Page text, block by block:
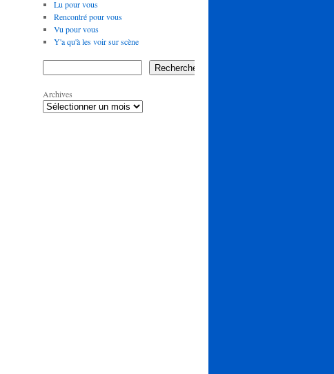
Lu pour vous
Rencontré pour vous
Vu pour vous
Y'a qu'à les voir sur scène
Rechercher
Archives